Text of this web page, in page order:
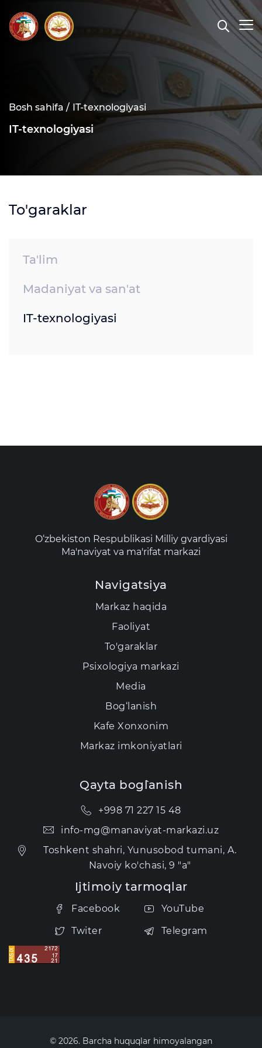
Bosh sahifa / IT-texnologiyasi
IT-texnologiyasi
To'garaklar
Ta'lim
Madaniyat va san'at
IT-texnologiyasi
O‘zbekiston Respublikasi Milliy gvardiyasi
Ma'naviyat va ma'rifat markazi
Navigatsiya
Markaz haqida
Faoliyat
To'garaklar
Psixologiya markazi
Media
Bog‘lanish
Kаfе Xonxonim
Markaz imkoniyatlari
Qayta bog`lanish
+998 71 227 15 48
info-mg@manaviyat-markazi.uz
Toshkent shahri, Yunusobod tumani, A.
Navoiy ko'chasi, 9 "a"
Ijtimoiy tarmoqlar
Facebook
Twiter
YouTube
Telegram
© 2026. Barcha huquqlar himoyalangan